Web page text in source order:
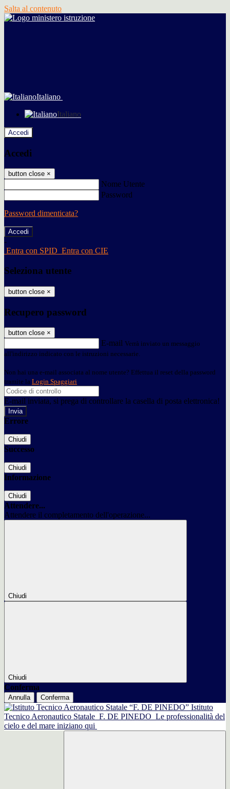
Salta al contenuto
Italiano
Italiano
Accedi
Accedi
button close ×
Nome Utente
Password
Password dimenticata?
-
Entra con SPID Entra con CIE
Seleziona utente
button close ×
Recupero password
button close ×
E-mail Verrà inviato un messaggio
all'indirizzo indicato con le istruzioni necessarie.
Non hai una e-mail associata al nome utente? Effettua il reset della password
tramite la Login Spaggiari
E-mail inviata, si prega di controllare la casella di posta elettronica!
Errore
Chiudi
Successo
Chiudi
Informazione
Chiudi
Attendere...
Attendere il completamento dell'operazione...
Chiudi
Chiudi
Conferma
Annulla Conferma
Istituto
Tecnico Aeronautico Statale F. DE PINEDO Le professionalità del
cielo e del mare iniziano qui